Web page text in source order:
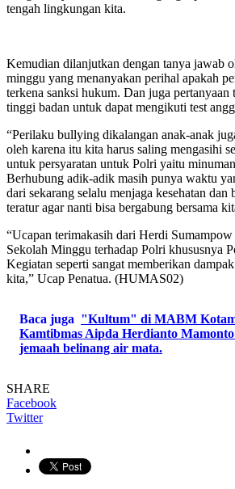
tengah lingkungan kita.
Kemudian dilanjutkan dengan tanya jawab
minggu yang menanyakan perihal apakah
terkena sanksi hukum. Dan juga pertanyaan
tinggi badan untuk dapat mengikuti test
“Perilaku bullying dikalangan anak-anak
oleh karena itu kita harus saling mengasihi
untuk persyaratan untuk Polri yaitu
Berhubung adik-adik masih punya waktu
dari sekarang selalu menjaga kesehatan dan
teratur agar nanti bisa bergabung bersama
“Ucapan terimakasih dari Herdi
Sekolah Minggu terhadap Polri khususnya
Kegiatan seperti sangat memberikan
kita,” Ucap Penatua. (HUMAS02)
Baca juga "Kultum" di MABM
Kamtibmas Aipda Herdianto
jemaah belinang air mata.
SHARE
Facebook
Twitter